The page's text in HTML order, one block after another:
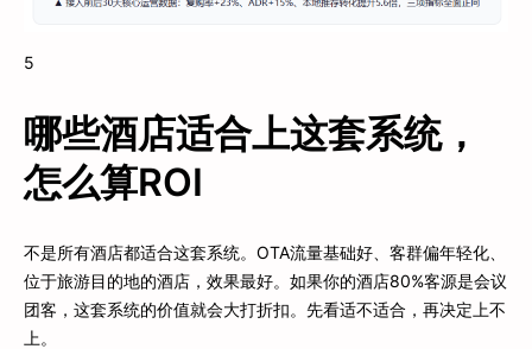
5
哪些酒店适合上这套系统，
怎么算ROI
不是所有酒店都适合这套系统。OTA流量基础好、客群偏年轻化、
位于旅游目的地的酒店，效果最好。如果你的酒店80%客源是会议
团客，这套系统的价值就会大打折扣。先看适不适合，再决定上不
上。